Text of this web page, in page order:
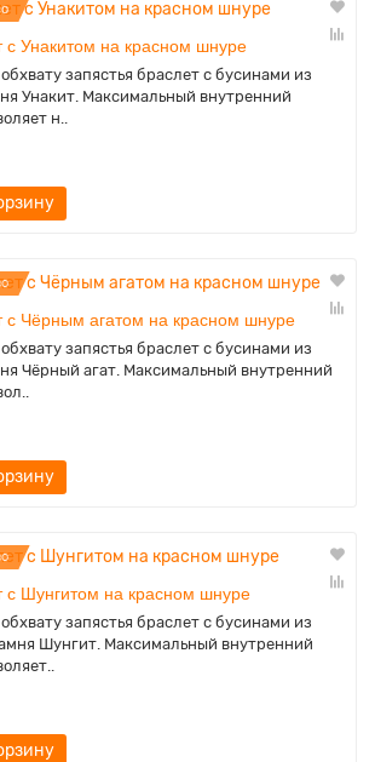
с Унакитом на красном шнуре
запястья браслет с бусинами из
Унакит. Максимальный внутренний
н..
с Чёрным агатом на красном шнуре
запястья браслет с бусинами из
Чёрный агат. Максимальный внутренний
с Шунгитом на красном шнуре
запястья браслет с бусинами из
Шунгит. Максимальный внутренний